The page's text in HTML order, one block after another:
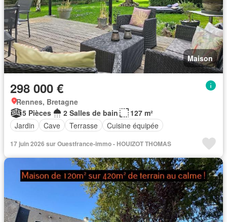
Maison
298 000 €
Rennes, Bretagne
5 Pièces
2 Salles de bain
127 m²
Jardin
Cave Terrasse Cuisine équipée
17 juin 2026 sur Ouestfrance-immo - HOUIZOT THOMAS